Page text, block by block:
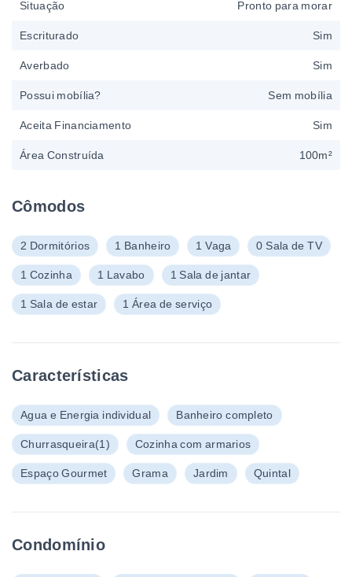
Cômodos
2 Dormitórios 1 Banheiro 1 Vaga 0 Sala de TV
1 Cozinha 1 Lavabo 1 Sala de jantar
1 Sala de estar 1 Área de serviço
Características
Agua e Energia individual Banheiro completo
Churrasqueira(1) Cozinha com armarios
Espaço Gourmet Grama Jardim Quintal
Condomínio
Situação Pronto para morar
Escriturado Sim
Averbado Sim
Possui mobília? Sem mobília
Aceita Financiamento Sim
Área Construída 100m²